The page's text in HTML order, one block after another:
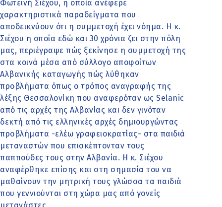
Φωτεινή Σιέχου, η οποία ανέφερε
χαρακτηριστικά παραδείγματα που
αποδεικνύουν ότι η συμμετοχή έχει νόημα. Η κ.
Σιέχου η οποία εδώ και 30 χρόνια ζει στην πόλη
μας, περιέγραψε πώς ξεκίνησε η συμμετοχή της
στα κοινά μέσα από σύλλογο αποφοίτων
Αλβανικής καταγωγής πώς λύθηκαν
προβλήματα όπως ο τρόπος αναγραφής της
λέξης Θεσσαλονίκη που αναφερόταν ως Selanic
από τις αρχές της Αλβανίας και δεν γινόταν
δεκτή από τις ελληνικές αρχές δημιουργώντας
προβλήματα -ελέω γραφειοκρατίας- στα παιδιά
μεταναστών που επισκέπτονταν τους
παππούδες τους στην Αλβανία. Η κ. Σιέχου
αναφέρθηκε επίσης και στη σημασία του να
μαθαίνουν την μητρική τους γλώσσα τα παιδιά
που γεννιούνται στη χώρα μας από γονείς